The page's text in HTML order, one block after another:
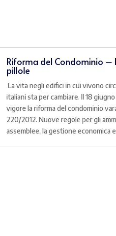
Riforma del Condominio –
pillole
La vita negli edifici in cui vivono
italiani sta per cambiare. Il 18
vigore la riforma del condominio
220/2012. Nuove regole per gli
assemblee, la gestione economica